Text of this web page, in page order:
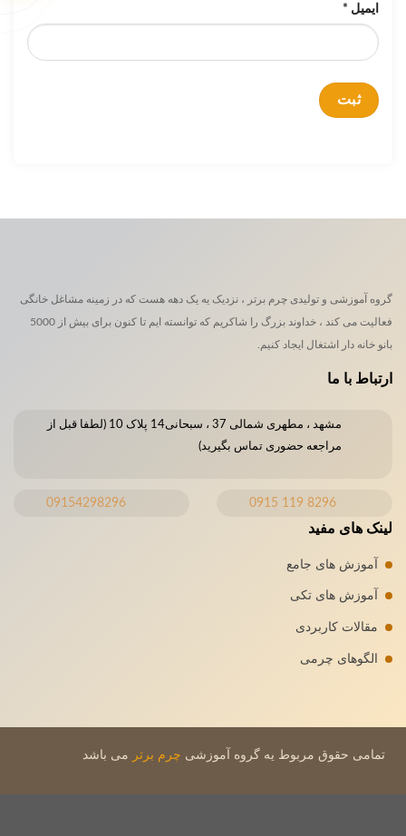
ایمیل *
گروه آموزشی و تولیدی چرم برتر ، نزدیک یه یک دهه هست که در زمینه مشاغل خانگی
فعالیت می کند ، خداوند بزرگ را شاکریم که توانسته ایم تا کنون برای بیش از 5000
بانو خانه دار اشتغال ایجاد کنیم.
ارتباط با ما
مشهد ، مطهری شمالی 37 ، سبحانی14 پلاک 10 (لطفا قبل از
مراجعه حضوری تماس بگیرید)
8296 119 0915
09154298296
لینک های مفید
آموزش های جامع
آموزش های تکی
مقالات کاربردی
الگوهای چرمی
تمامی حقوق مربوط یه گروه آموزشی چرم برتر می باشد